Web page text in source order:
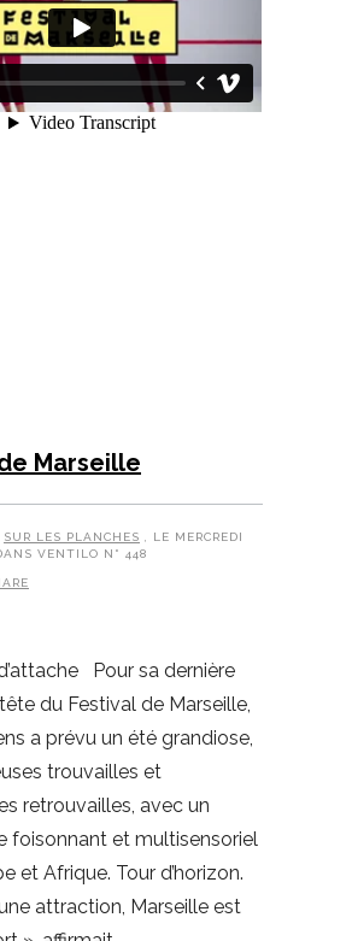
Marseille
SUR LES PLANCHES
, LE MERCREDI
VENTILO N° 448
Pour sa dernière
du Festival de Marseille,
a prévu un été grandiose,
trouvailles et
retrouvailles, avec un
foisonnant et multisensoriel
et Afrique. Tour d’horizon.
attraction, Marseille est